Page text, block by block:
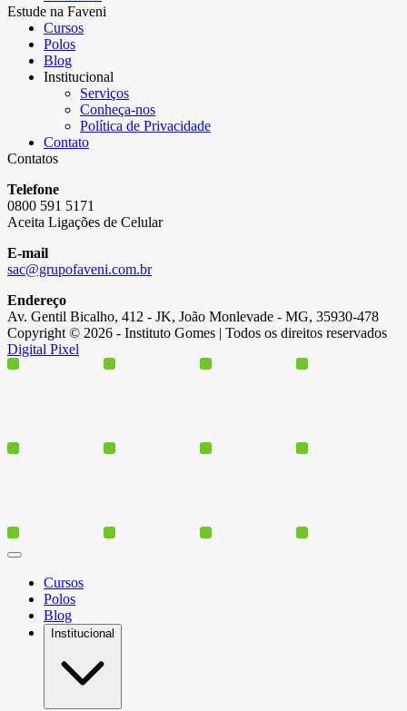
Estude na Faveni
Cursos
Polos
Blog
Institucional
Serviços
Conheça-nos
Política de Privacidade
Contato
Contatos
Telefone
0800 591 5171
Aceita Ligações de Celular
E-mail
sac@grupofaveni.com.br
Endereço
Av. Gentil Bicalho, 412 - JK, João Monlevade - MG, 35930-478
Copyright © 2026 - Instituto Gomes | Todos os direitos reservados
Digital Pixel
Cursos
Polos
Blog
Institucional